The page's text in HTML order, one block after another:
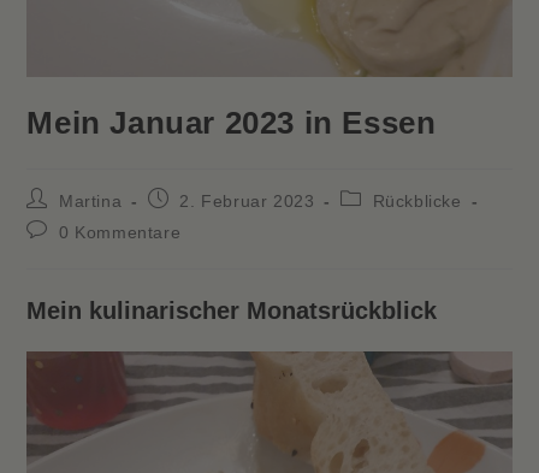
Mein Januar 2023 in Essen
Beitrags-
Autor:
Martina
Beitrag2. Februar 2023
Beitrags-Rückblicke
Beitrags-
0 Kommentare
Mein kulinarischer Monatsrückblick